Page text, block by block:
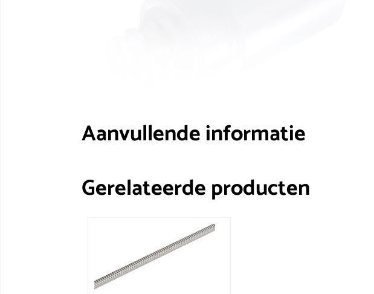
Aanvullende informatie
Gerelateerde producten